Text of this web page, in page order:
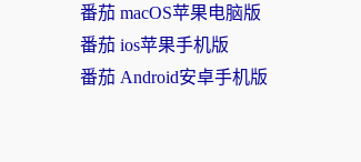
番茄 macOS苹果电脑版
番茄 ios苹果手机版
番茄 Android安卓手机版